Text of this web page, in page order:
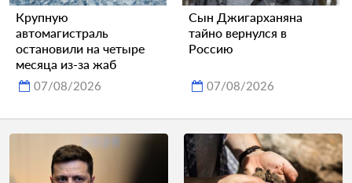
Крупную
автомагистраль
остановили на четыре
месяца из-за жаб
07/08/2026
Сын Джигарханяна
тайно вернулся в
Россию
07/08/2026